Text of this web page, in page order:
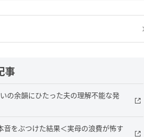
事
の余韻にひたった夫の理解不能な発
をぶつけた結果＜実母の浪費が怖す